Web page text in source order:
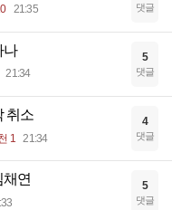
21:35 댓글
나
21:34
5
댓글
취소
1 21:34
4
댓글
연 5
댓글